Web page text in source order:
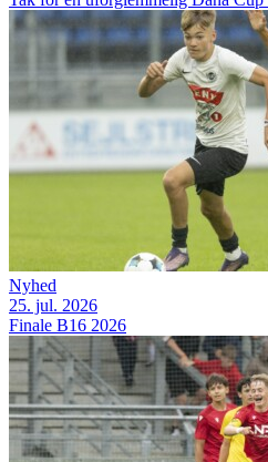
Nyhed
25. jul. 2026
Finale B16 2026